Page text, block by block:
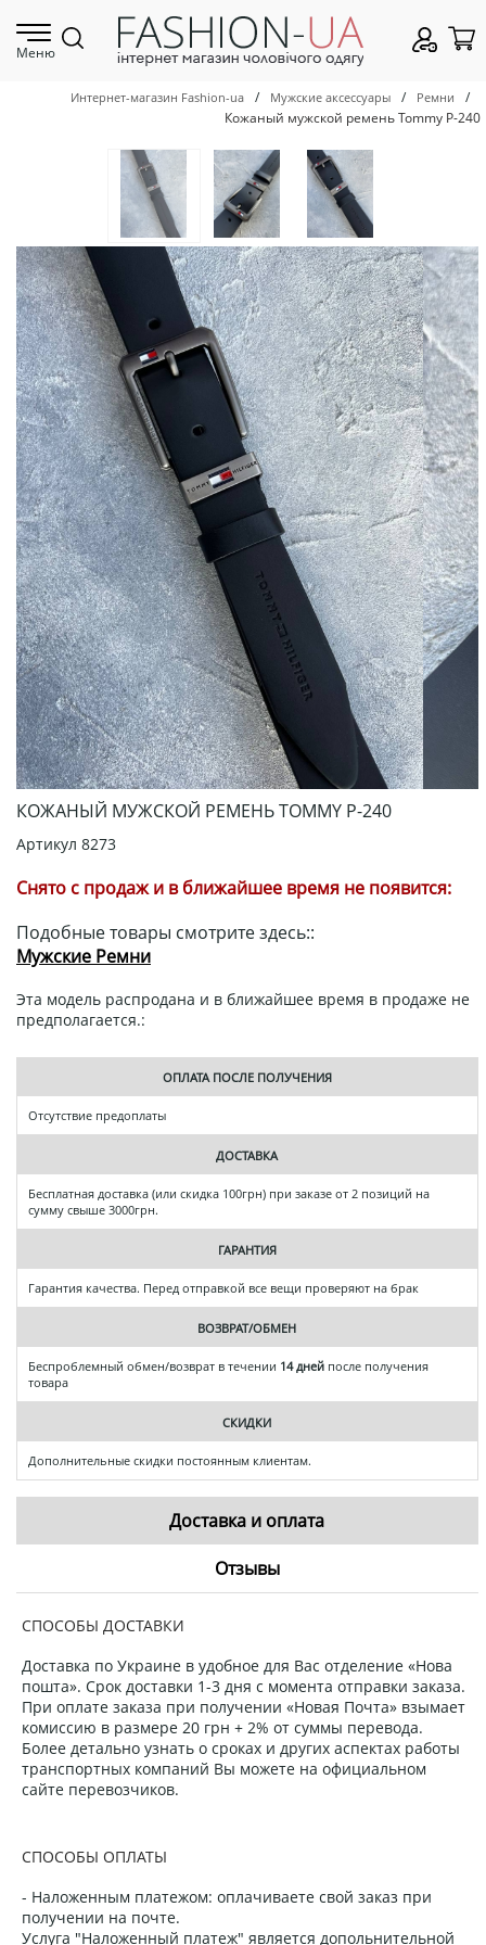
Меню
Интернет-магазин Fashion-ua / Мужские аксессуары / Ремни
/
Кожаный мужской ремень Tommy Р-240
КОЖАНЫЙ МУЖСКОЙ РЕМЕНЬ TOMMY Р-240
Артикул 8273
Снято с продаж и в ближайшее время не появится:
Подобные товары смотрите здесь::
Мужские Ремни
Эта модель распродана и в ближайшее время в продаже не
предполагается.:
ОПЛАТА ПОСЛЕ ПОЛУЧЕНИЯ
Отсутствие предоплаты
ДОСТАВКА
Бесплатная доставка (или скидка 100грн) при заказе от 2 позиций на
сумму свыше 3000грн.
ГАРАНТИЯ
Гарантия качества. Перед отправкой все вещи проверяют на брак
ВОЗВРАТ/ОБМЕН
Беспроблемный обмен/возврат в течении 14 дней после получения
товара
СКИДКИ
Дополнительные скидки постоянным клиентам.
Доставка и оплата
Отзывы
СПОСОБЫ ДОСТАВКИ
Доставка по Украине в удобное для Вас отделение «Нова
пошта». Срок доставки 1-3 дня с момента отправки заказа.
При оплате заказа при получении «Новая Почта» взымает
комиссию в размере 20 грн + 2% от суммы перевода.
Более детально узнать о сроках и других аспектах работы
транспортных компаний Вы можете на официальном
сайте перевозчиков.
СПОСОБЫ ОПЛАТЫ
- Наложенным платежом: оплачиваете свой заказ при
получении на почте.
Услуга "Наложенный платеж" является допольнительной